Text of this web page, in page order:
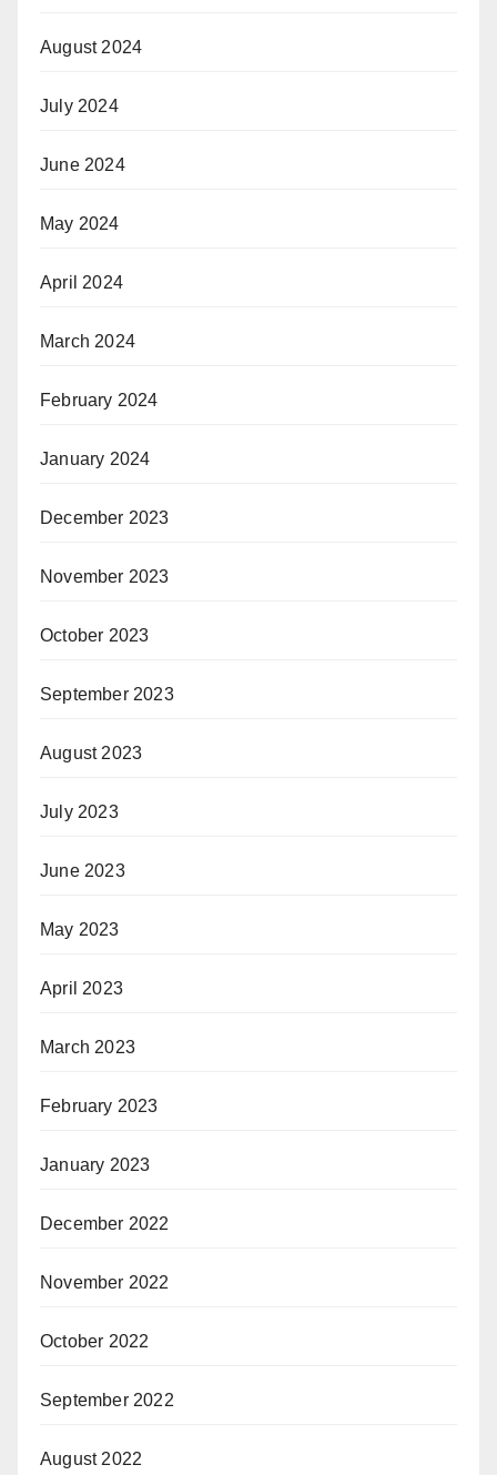
August 2024
July 2024
June 2024
May 2024
April 2024
March 2024
February 2024
January 2024
December 2023
November 2023
October 2023
September 2023
August 2023
July 2023
June 2023
May 2023
April 2023
March 2023
February 2023
January 2023
December 2022
November 2022
October 2022
September 2022
August 2022